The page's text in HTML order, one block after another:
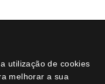
utilização de cookies
melhorar a sua